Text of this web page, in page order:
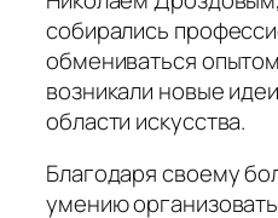
собирались
обмениваться
возникали новые
области искусства.
Благодаря своему
умению